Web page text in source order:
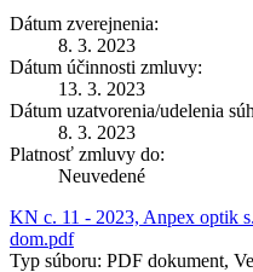
Dátum zverejnenia:
8. 3. 2023
Dátum účinnosti zmluvy:
13. 3. 2023
Dátum uzatvorenia/udelenia
8. 3. 2023
Platnosť zmluvy do:
Neuvedené
KN c. 11 - 2023, Anpex optik
dom.pdf
Typ súboru: PDF dokument,